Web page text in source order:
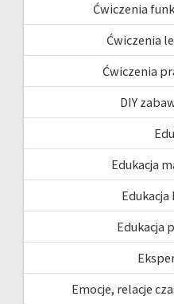
Ćwiczenia
Ćwiczenia
Ćwiczenia
DIY
Edukacja
Edukacja
Emocje, relacje